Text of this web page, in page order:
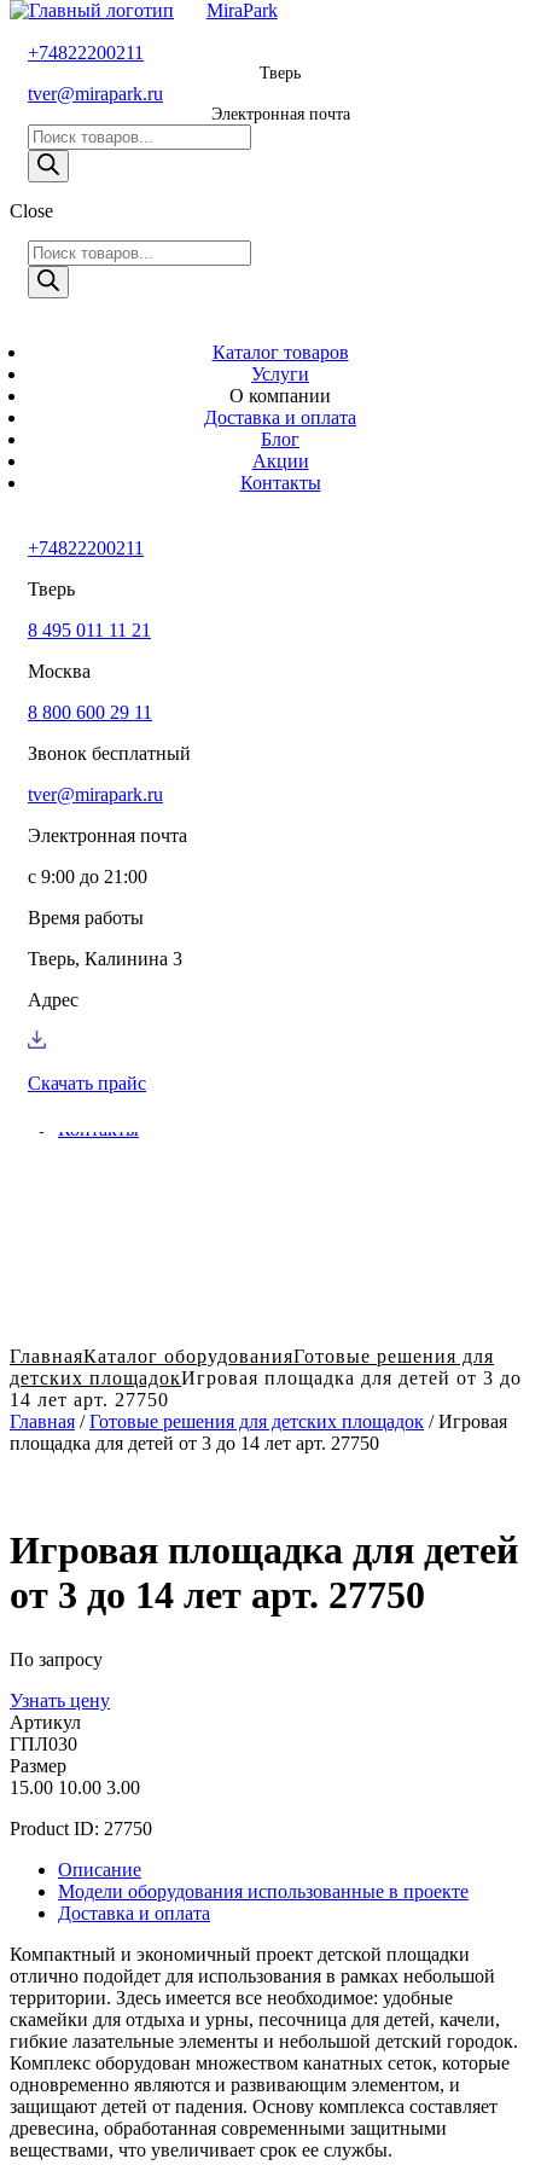
MiraPark
бесплатный
+74822200211
Электронная
Время работы
Тверь,
Калинина 3
+74822200211 info@mirapark.ru
Каталог товаров
Игровое оборудование для детских площадок
Оборудование для площадок для выгула собак
Спортивное оборудование для улицы
Малые архитектурные формы под заказ
Услуги
Озеленение благоустройство
Монтаж детских площадок
Резиновые покрытия для площадок
Установка МАФ
Доставка и оплата в Твери
Контакты
MiraPark
+74822200211
Тверь
tver@mirapark.ru
Электронная почта
Поиск
товаров
Close
Поиск
товаров
Каталог товаров
Услуги
О компании
Доставка и оплата
Блог
Акции
Контакты
+74822200211
Тверь
8 495 011 11 21
Москва
8 800 600 29 11
Звонок бесплатный
tver@mirapark.ru
Электронная почта
с 9:00 до 21:00
Время работы
Тверь, Калинина 3
Адрес
Скачать прайс
ГлавнаяКаталог оборудованияГотовые решения для
детских площадокИгровая площадка для детей от 3 до
14 лет арт. 27750
Главная /Готовые решения для детских площадок / Игровая
площадка для детей от 3 до 14 лет арт. 27750
Игровая площадка для детей
от 3 до 14 лет арт. 27750
По запросу
Узнать цену
Артикул
ГПЛ030
Размер
15.00 10.00 3.00
Product ID: 27750
Описание
Модели оборудования использованные в проекте
Доставка и оплата
Компактный и экономичный проект детской площадки
отлично подойдет для использования в рамках небольшой
территории. Здесь имеется все необходимое: удобные
скамейки для отдыха и урны, песочница для детей, качели,
гибкие лазательные элементы и небольшой детский городок.
Комплекс оборудован множеством канатных сеток, которые
одновременно являются и развивающим элементом, и
защищают детей от падения. Основу комплекса составляет
древесина, обработанная современными защитными
веществами, что увеличивает срок ее службы.